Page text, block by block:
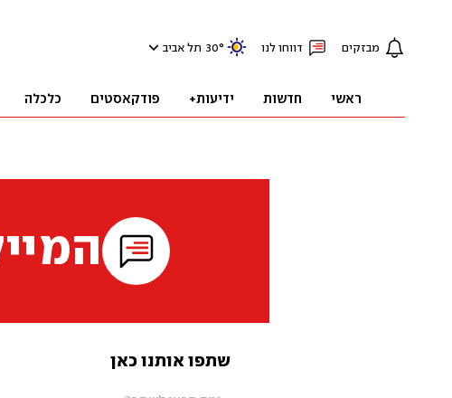
מבזקים דווחו לנו 30° תל אביב
ראשי חדשות ידיעות+ פודקאסטים כלכלה
שתפו אותנו כאן